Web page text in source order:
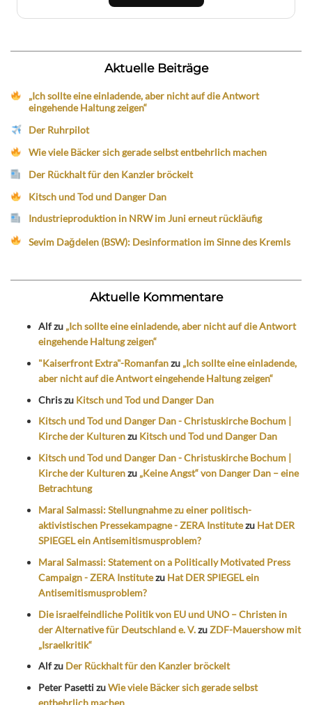
Aktuelle Beiträge
„Ich sollte eine einladende, aber nicht auf die Antwort
eingehende Haltung zeigen“
Der Ruhrpilot
Wie viele Bäcker sich gerade selbst entbehrlich machen
Der Rückhalt für den Kanzler bröckelt
Kitsch und Tod und Danger Dan
Industrieproduktion in NRW im Juni erneut rückläufig
Sevim Dağdelen (BSW): Desinformation im Sinne des Kremls
Aktuelle Kommentare
Alfzu „Ich sollte eine einladende, aber nicht auf die Antwort
eingehende Haltung zeigen“
"Kaiserfront Extra"-Romanfanzu „Ich sollte eine einladende,
aber nicht auf die Antwort eingehende Haltung zeigen“
Chriszu Kitsch und Tod und Danger Dan
Kitsch und Tod und Danger Dan - Christuskirche Bochum |
Kirche der Kulturenzu Kitsch und Tod und Danger Dan
Kitsch und Tod und Danger Dan - Christuskirche Bochum |
Kirche der Kulturenzu „Keine Angst“ von Danger Dan – eine
Betrachtung
Maral Salmassi: Stellungnahme zu einer politisch-
aktivistischen Pressekampagne - ZERA Institutezu Hat DER
SPIEGEL ein Antisemitismusproblem?
Maral Salmassi: Statement on a Politically Motivated Press
Campaign - ZERA Institutezu Hat DER SPIEGEL ein
Antisemitismusproblem?
Die israelfeindliche Politik von EU und UNO – Christen in
der Alternative für Deutschland e. V.zuZDF-Mauershow mit
„Israelkritik“
Alfzu Der Rückhalt für den Kanzler bröckelt
Peter PasettizuWie viele Bäcker sich gerade selbst